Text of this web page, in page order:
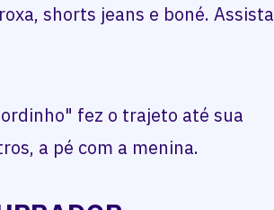
shorts jeans e boné. Assista
fez o trajeto até sua
a pé com a menina.